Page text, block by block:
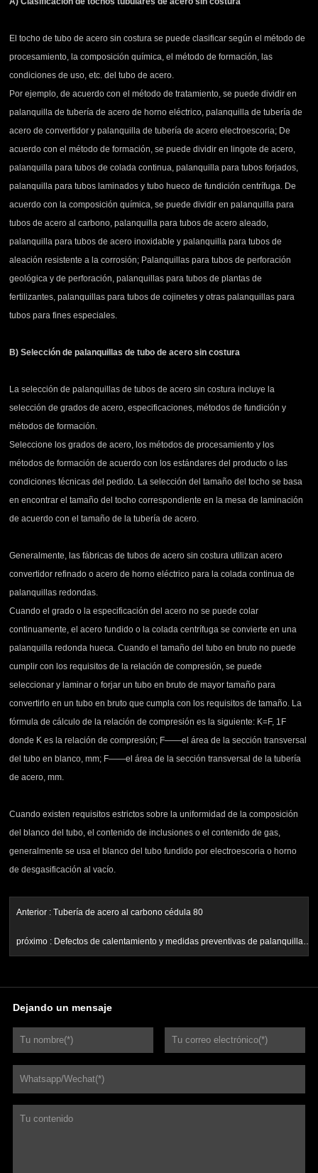
El tocho de tubo de acero sin costura se puede clasificar según el método de
procesamiento, la composición química, el método de formación, las
condiciones de uso, etc. del tubo de acero.
Por ejemplo, de acuerdo con el método de tratamiento, se puede dividir en
palanquilla de tubería de acero de horno eléctrico, palanquilla de tubería de
acero de convertidor y palanquilla de tubería de acero electroescoria; De
acuerdo con el método de formación, se puede dividir en lingote de acero,
palanquilla para tubos de colada continua, palanquilla para tubos forjados,
palanquilla para tubos laminados y tubo hueco de fundición centrífuga. De
acuerdo con la composición química, se puede dividir en palanquilla para
tubos de acero al carbono, palanquilla para tubos de acero aleado,
palanquilla para tubos de acero inoxidable y palanquilla para tubos de
aleación resistente a la corrosión; Palanquillas para tubos de perforación
geológica y de perforación, palanquillas para tubos de plantas de
fertilizantes, palanquillas para tubos de cojinetes y otras palanquillas para
tubos para fines especiales.
B) Selección de palanquillas de tubo de acero sin costura
La selección de palanquillas de tubos de acero sin costura incluye la
selección de grados de acero, especificaciones, métodos de fundición y
métodos de formación.
Seleccione los grados de acero, los métodos de procesamiento y los
métodos de formación de acuerdo con los estándares del producto o las
condiciones técnicas del pedido. La selección del tamaño del tocho se basa
en encontrar el tamaño del tocho correspondiente en la mesa de laminación
de acuerdo con el tamaño de la tubería de acero.
Generalmente, las fábricas de tubos de acero sin costura utilizan acero
convertidor refinado o acero de horno eléctrico para la colada continua de
palanquillas redondas.
Cuando el grado o la especificación del acero no se puede colar
continuamente, el acero fundido o la colada centrífuga se convierte en una
palanquilla redonda hueca. Cuando el tamaño del tubo en bruto no puede
cumplir con los requisitos de la relación de compresión, se puede
seleccionar y laminar o forjar un tubo en bruto de mayor tamaño para
convertirlo en un tubo en bruto que cumpla con los requisitos de tamaño. La
fórmula de cálculo de la relación de compresión es la siguiente: K=F, 1F
donde K es la relación de compresión; F——el área de la sección transversal
del tubo en blanco, mm; F——el área de la sección transversal de la tubería
de acero, mm.
Cuando existen requisitos estrictos sobre la uniformidad de la composición
del blanco del tubo, el contenido de inclusiones o el contenido de gas,
generalmente se usa el blanco del tubo fundido por electroescoria o horno
de desgasificación al vacío.
Anterior : Tubería de acero al carbono cédula 80
próximo : Defectos de calentamiento y medidas preventivas de palanquillas
de tubos sin costura
Dejando un mensaje